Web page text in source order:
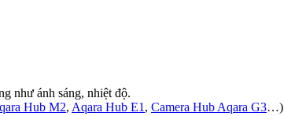
như ánh sáng, nhiệt độ.
Hub M2, Aqara Hub E1 , Camera Hub Aqara G3…)